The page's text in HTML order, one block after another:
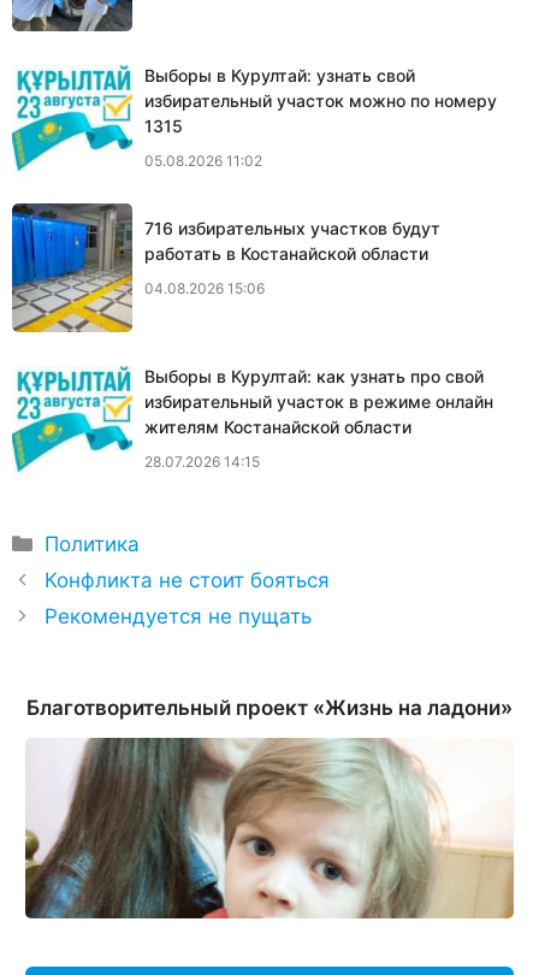
Выборы в Курултай: узнать свой
избирательный участок можно по номеру
1315
05.08.2026 11:02
716 избирательных участков будут
работать в Костанайской области
04.08.2026 15:06
Выборы в Курултай: как узнать про свой
избирательный участок в режиме онлайн
жителям Костанайской области
28.07.2026 14:15
Рубрики
Политика
Конфликта не стоит бояться
Рекомендуется не пущать
Благотворительный проект «Жизнь на ладони»